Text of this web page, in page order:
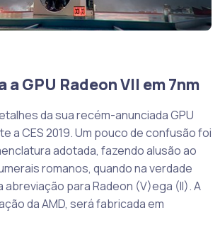
a GPU Radeon VII em 7nm
da sua recém-anunciada GPU
a CES 2019. Um pouco de confusão foi
adotada, fazendo alusão ao
romanos, quando na verdade
abreviação para Radeon (V)ega (II). A
da AMD, será fabricada em